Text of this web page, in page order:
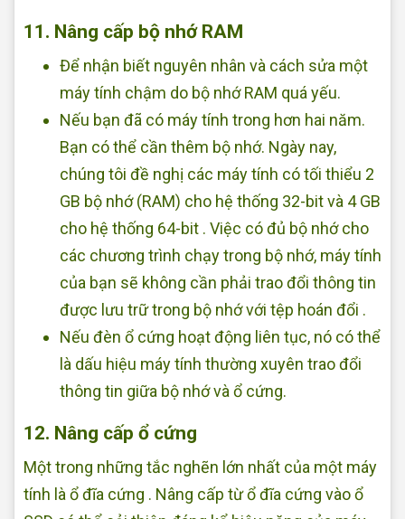
11. Nâng cấp bộ nhớ RAM
Để nhận biết nguyên nhân và cách sửa một
máy tính chậm do bộ nhớ RAM quá yếu.
Nếu bạn đã có máy tính trong hơn hai năm.
Bạn có thể cần thêm bộ nhớ. Ngày nay,
chúng tôi đề nghị các máy tính có tối thiểu 2
GB bộ nhớ (RAM) cho hệ thống 32-bit và 4 GB
cho hệ thống 64-bit . Việc có đủ bộ nhớ cho
các chương trình chạy trong bộ nhớ, máy tính
của bạn sẽ không cần phải trao đổi thông tin
được lưu trữ trong bộ nhớ với tệp hoán đổi .
Nếu đèn ổ cứng hoạt động liên tục, nó có thể
là dấu hiệu máy tính thường xuyên trao đổi
thông tin giữa bộ nhớ và ổ cứng.
12. Nâng cấp ổ cứng
Một trong những tắc nghẽn lớn nhất của một máy
tính là ổ đĩa cứng . Nâng cấp từ ổ đĩa cứng vào ổ